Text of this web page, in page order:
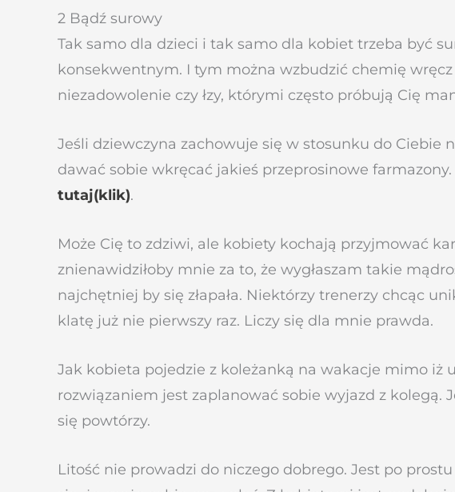
2 Bądź surowy
Tak samo dla dzieci i tak samo dla kobiet trzeba być
konsekwentnym. I tym można wzbudzić chemię
niezadowolenie czy łzy, którymi często próbują Cię
Jeśli dziewczyna zachowuje się w stosunku do
dawać sobie wkręcać jakieś przeprosinowe
tutaj(klik).
Może Cię to zdziwi, ale kobiety kochają przyjmować
znienawidziłoby mnie za to, że wygłaszam takie
najchętniej by się złapała. Niektórzy trenerzy chcąc
klatę już nie pierwszy raz. Liczy się dla mnie prawda.
Jak kobieta pojedzie z koleżanką na wakacje mimo iż
rozwiązaniem jest zaplanować sobie wyjazd z kolegą.
się powtórzy.
Litość nie prowadzi do niczego dobrego. Jest po